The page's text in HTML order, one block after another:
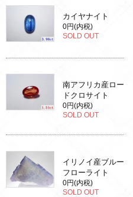
カイヤナイト
0円(内税)
SOLD OUT
南アフリカ産ロー
ドクロサイト
0円(内税)
SOLD OUT
イリノイ産ブルー
フローライト
0円(内税)
SOLD OUT